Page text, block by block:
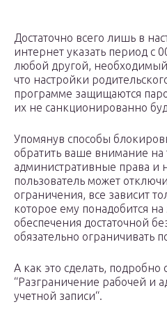
Достаточно всего лишь в
интернет указать период с
любой другой,
что настройки
программе защищаются
их не санкционированно
Упомянув способы
обратить ваше внимание на
административные права и
пользователь может
ограничения, все зависит
которое ему понадобится на
обеспечения достаточной
обязательно ограничивать
А как это сделать, подробно
“Разграничение рабочей и
учетной записи“.